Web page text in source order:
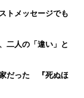
トメッセージでも
二人の「違い」と
だった 『死ぬほ